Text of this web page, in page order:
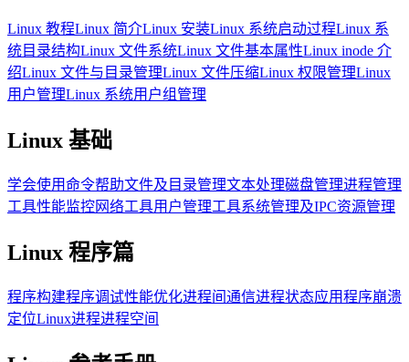
Linux 教程Linux 简介Linux 安装Linux 系统启动过程Linux 系
统目录结构Linux 文件系统Linux 文件基本属性Linux inode 介
绍Linux 文件与目录管理Linux 文件压缩Linux 权限管理Linux
用户管理Linux 系统用户组管理
Linux 基础
学会使用命令帮助文件及目录管理文本处理磁盘管理进程管理
工具性能监控网络工具用户管理工具系统管理及IPC资源管理
Linux 程序篇
程序构建程序调试性能优化进程间通信进程状态应用程序崩溃
定位Linux进程进程空间